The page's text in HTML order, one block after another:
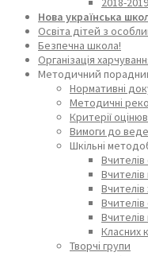
Нова українська
Освіта дітей з
Безпечна школа!
Організація
Методичний
Нормативні
Методичні
Критерії
Вимоги до
Шкільні
Вчителів
Вчителів
Класних
Творчі групи